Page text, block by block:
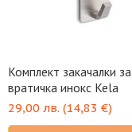
Комплект закачалки за
вратичка инокс Kela
29,00 лв. (14,83 €)